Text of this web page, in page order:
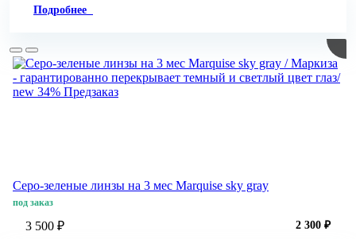
Подробнее
new 34% Предзаказ
Серо-зеленые линзы на 3 мес Marquise sky gray
под заказ
3 500 ₽ 2 300 ₽